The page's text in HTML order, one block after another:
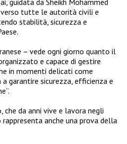
guidata da Sheikh Mohammed
verso tutte le autorità civili e
stabilità, sicurezza e
– vede ogni giorno quanto il
e capace di gestire
in momenti delicati come
garantire sicurezza, efficienza e
che da anni vive e lavora negli
anche una prova della